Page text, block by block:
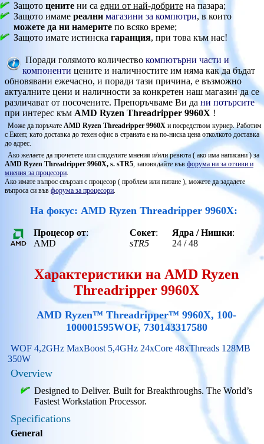
Защото цените ни са едни от най-добрите на пазара;
Защото имаме реални магазини за компютри, в които
можете да ни намерите по всяко време;
Защото имате истинска гаранция, при това към нас!
Поради голямото количество компютърни части и
компоненти цените и наличностите им няма как да бъдат
обновявани ежечасно, и поради тази причина, е възможно
актуалните цени и наличности за конкретен наш магазин да се
различават от посочените. Препоръчваме Ви да ни потърсите
при интерес към AMD Ryzen Threadripper 9960X !
Може да поръчате AMD Ryzen Threadripper 9960X и посредством куриер. Работим
с Еконт, като доставка до техен офис в страната е на по-ниска цена отколкото доставка
до адрес.
Ако желаете да прочетете или споделите мнения и/или ревюта ( ако има написани ) за
AMD Ryzen Threadripper 9960X, s. sTR5, заповядайте във форума ни за отзиви и
мнения за процесори.
Ако имате въпрос свързан с процесор ( проблем или питане ), можете да зададете
въпроса си във форума за процесори.
На фокус: AMD Ryzen Threadripper 9960X:
Процесор от:
AMD
Сокет:
sTR5
Ядра / Нишки:
24 / 48
Характеристики на AMD Ryzen
Threadripper 9960X
AMD Ryzen™ Threadripper™ 9960X, 100-
100001595WOF, 730143317580
WOF 4,2GHz MaxBoost 5,4GHz 24xCore 48xThreads 128MB
350W
Overview
Designed to Deliver. Built for Breakthroughs. The World’s
Fastest Workstation Processor.
Specifications
General